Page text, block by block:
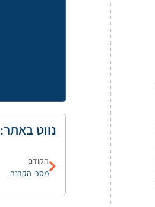
פרויקט מכללת וינגט
נווט באתר:
הקודם
מסכי הקרנה